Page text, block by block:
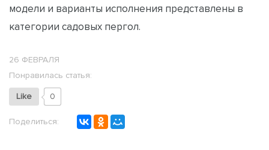
модели и варианты исполнения представлены в
категории садовых пергол.
26 ФЕВРАЛЯ
Понравилась статья:
Like 0
Поделиться: